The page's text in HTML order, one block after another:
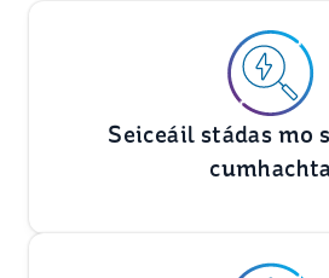
Seiceáil stádas mo